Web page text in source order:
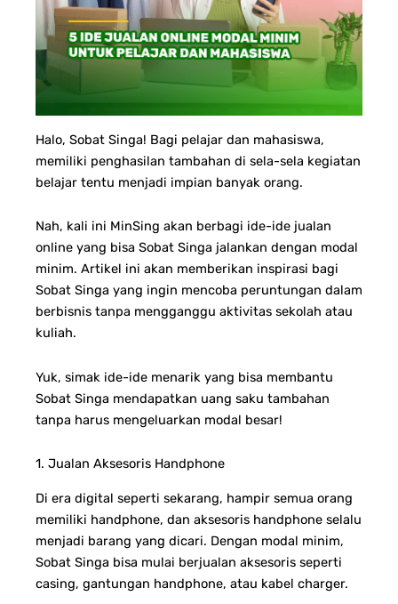
Halo, Sobat Singa! Bagi pelajar dan mahasiswa,
memiliki penghasilan tambahan di sela-sela kegiatan
belajar tentu menjadi impian banyak orang.
Nah, kali ini MinSing akan berbagi ide-ide jualan
online yang bisa Sobat Singa jalankan dengan modal
minim. Artikel ini akan memberikan inspirasi bagi
Sobat Singa yang ingin mencoba peruntungan dalam
berbisnis tanpa mengganggu aktivitas sekolah atau
kuliah.
Yuk, simak ide-ide menarik yang bisa membantu
Sobat Singa mendapatkan uang saku tambahan
tanpa harus mengeluarkan modal besar!
1. Jualan Aksesoris Handphone
Di era digital seperti sekarang, hampir semua orang
memiliki handphone, dan aksesoris handphone selalu
menjadi barang yang dicari. Dengan modal minim,
Sobat Singa bisa mulai berjualan aksesoris seperti
casing, gantungan handphone, atau kabel charger.